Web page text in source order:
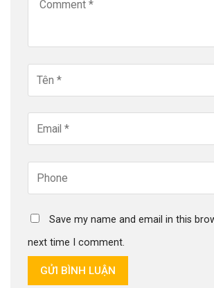
Save my name and email in this
next time I comment.
GỬI BÌNH LUẬN